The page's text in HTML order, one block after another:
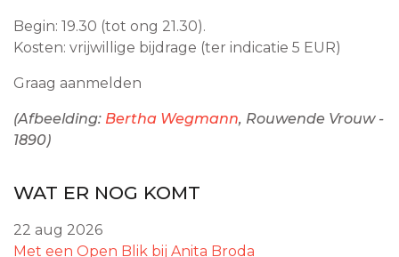
Begin: 19.30 (tot ong 21.30).
Kosten: vrijwillige bijdrage (ter indicatie 5 EUR)
Graag aanmelden
(Afbeelding: Bertha Wegmann, Rouwende Vrouw -
1890)
WAT ER NOG KOMT
22 aug 2026
Met een Open Blik bij Anita Broda